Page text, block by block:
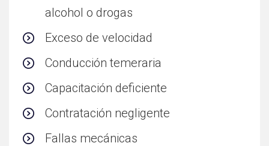
alcohol o drogas
Exceso de velocidad
Conducción temeraria
Capacitación deficiente
Contratación negligente
Fallas mecánicas